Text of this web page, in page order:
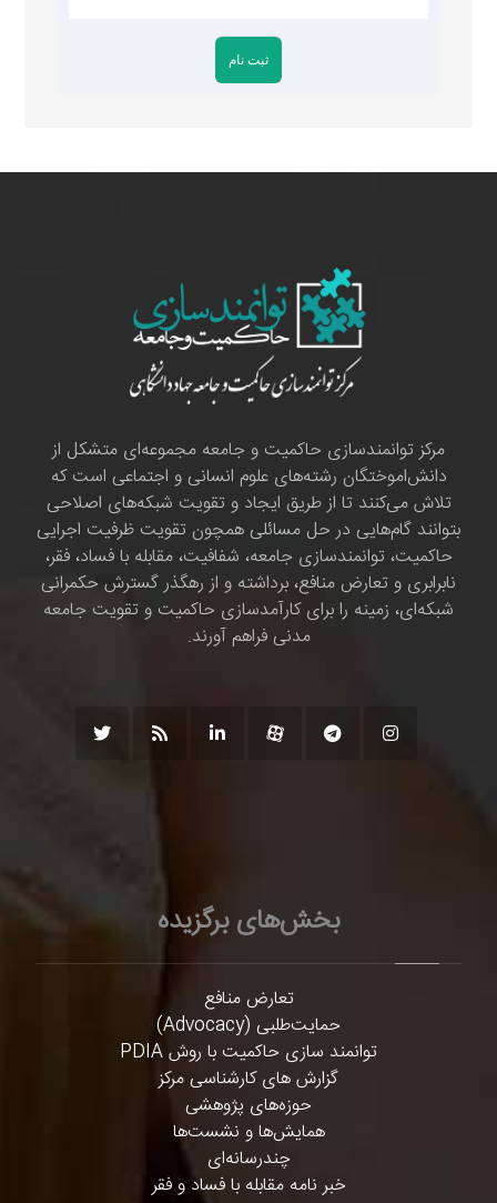
مرکز توانمندسازی حاکمیت و جامعه مجموعه‌ای متشکل از
دانش‌اموختگان رشته‌های علوم انسانی و اجتماعی است که
تلاش می‌کنند تا از طریق ایجاد و تقویت شبکه‌های اصلاحی
بتوانند گام‌هایی در حل مسائلی همچون تقویت ظرفیت اجرایی
حاکمیت، توانمندسازی جامعه، شفافیت، مقابله با فساد، فقر،
نابرابری و تعارض منافع، برداشته و از رهگذر گسترش حکمرانی
شبکه‌ای، زمینه را برای کارآمدسازی حاکمیت و تقویت جامعه
مدنی فراهم آورند.
بخش‌های برگزیده
تعارض منافع
حمایت‌طلبی (Advocacy)
توانمند سازی حاکمیت با روش PDIA
گزارش های کارشناسی مرکز
حوزه‌های پژوهشی
همایش‌ها و نشست‌ها
چندرسانه‌ای
خبر نامه مقابله با فساد و فقر